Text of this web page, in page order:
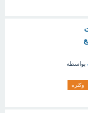
بواسطة
وكثره